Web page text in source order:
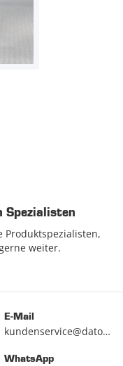
Spezialisten
Produktspezialisten,
weiter.
E-Mail
kundenservice@datona.de
WhatsApp